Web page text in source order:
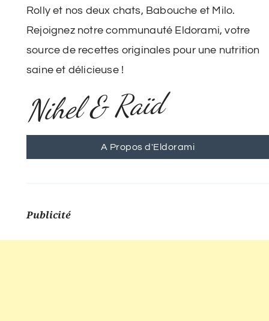
Rolly et nos deux chats, Babouche et Milo.
Rejoignez notre communauté Eldorami, votre
source de recettes originales pour une nutrition
saine et délicieuse !
Nihel & Raïd
A Propos d'Eldorami
Publicité